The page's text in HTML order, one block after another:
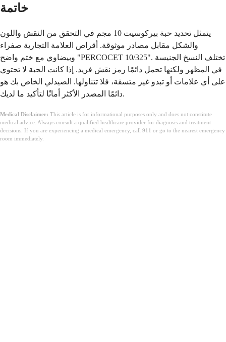
خاتمة
يتمثل تحديد حبة بيركوسيت 10 مجم في التحقق من النقش واللون
والشكل مقابل مصادر موثوقة. أقراص العلامة التجارية صفراء
وبيضاوي مع ختم واضح "PERCOCET 10/325". تختلف النسخ الجنيسة
في المظهر ولكنها تحمل دائمًا رمز نقش فريد. إذا كانت الحبة لا تحتوي
على أي علامات أو تبدو غير متسقة، فلا تتناولها. الصيدلي الخاص بك هو
دائمًا المصدر الأكثر أمانًا لتأكيد ما لديك.
Medical Disclaimer: This article is for informational purposes only and does not constitute
medical advice. Always consult a qualified healthcare provider for diagnosis and treatment
decisions. If you are experiencing a medical emergency, call 911 or go to the nearest emergency
room immediately.